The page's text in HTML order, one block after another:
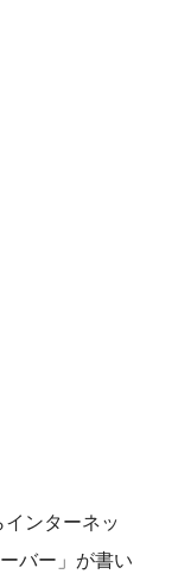
ンターネッ
バー」が書い